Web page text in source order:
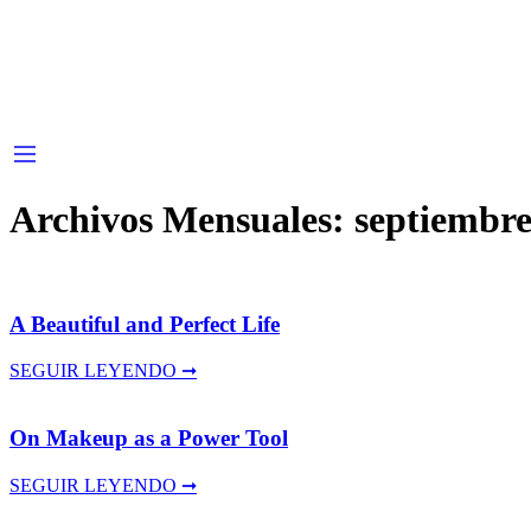
Archivos Mensuales:
A Beautiful and Perfect Life
SEGUIR LEYENDO ➞
On Makeup as a Power Tool
SEGUIR LEYENDO ➞